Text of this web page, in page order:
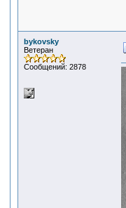
bykovsky
Ветеран
Сообщений: 2878